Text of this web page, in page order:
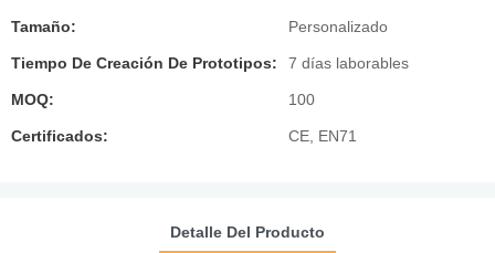
Tamaño: Personalizado
Tiempo De Creación De Prototipos: 7 días laborables
MOQ: 100
Certificados: CE, EN71
Detalle Del Producto